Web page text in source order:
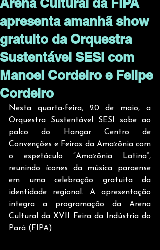
apresenta amanhã show
gratuito da Orquestra
Sustentável SESI com
Manoel Cordeiro e Felipe
Cordeiro
Nesta quarta-feira, 20 de maio, a
Orquestra Sustentável SESI sobe ao
palco do Hangar Centro de
Convenções e Feiras da Amazônia com
o espetáculo “Amazônia Latina”,
reunindo ícones da música paraense
em uma celebração gratuita da
identidade regional. A apresentação
integra a programação da Arena
Cultural da XVII Feira da Indústria do
Pará (FIPA).